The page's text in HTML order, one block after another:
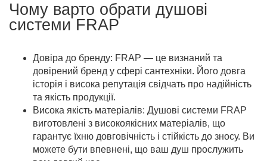
Чому варто обрати душові
системи FRAP
Довіра до бренду: FRAP — це визнаний та
довірений бренд у сфері сантехніки. Його довга
історія і висока репутація свідчать про надійність
та якість продукції.
Висока якість матеріалів: Душові системи FRAP
виготовлені з високоякісних матеріалів, що
гарантує їхню довговічність і стійкість до зносу. Ви
можете бути впевнені, що ваш душ прослужить